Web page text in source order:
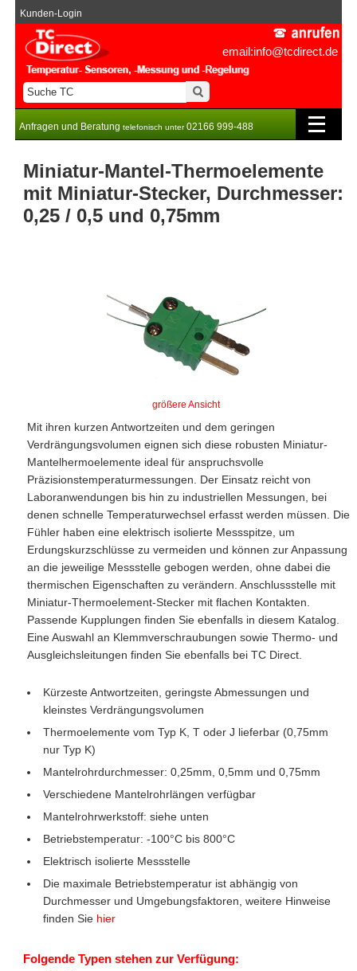
email:info@tcdirect.de
Kunden-Login
Anfragen und Beratung telefonisch unter02166 999-488
Miniatur-Mantel-Thermoelemente
mit Miniatur-Stecker, Durchmesser:
0,25 / 0,5 und 0,75mm
größere Ansicht
Mit ihren kurzen Antwortzeiten und dem geringen
Verdrängungsvolumen eignen sich diese robusten Miniatur-
Mantelhermoelemente ideal für anspruchsvolle
Präzisionstemperaturmessungen. Der Einsatz reicht von
Laboranwendungen bis hin zu industriellen Messungen, bei
denen schnelle Temperaturwechsel erfasst werden müssen. Die
Fühler haben eine elektrisch isolierte Messspitze, um
Erdungskurzschlüsse zu vermeiden und können zur Anpassung
an die jeweilige Messstelle gebogen werden, ohne dabei die
thermischen Eigenschaften zu verändern. Anschlussstelle mit
Miniatur-Thermoelement-Stecker mit flachen Kontakten.
Passende Kupplungen finden Sie ebenfalls in diesem Katalog.
Eine Auswahl an Klemmverschraubungen sowie Thermo- und
Ausgleichsleitungen finden Sie ebenfalls bei TC Direct.
Kürzeste Antwortzeiten, geringste Abmessungen und
kleinstes Verdrängungsvolumen
Thermoelemente vom Typ K, T oder J lieferbar (0,75mm
nur Typ K)
Mantelrohrdurchmesser: 0,25mm, 0,5mm und 0,75mm
Verschiedene Mantelrohrlängen verfügbar
Mantelrohrwerkstoff: siehe unten
Betriebstemperatur: -100°C bis 800°C
Elektrisch isolierte Messstelle
Die maximale Betriebstemperatur ist abhängig von
Durchmesser und Umgebungsfaktoren, weitere Hinweise
finden Sie hier
Folgende Typen stehen zur Verfügung: